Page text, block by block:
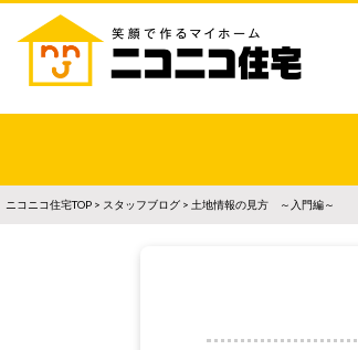
ニコニコ住宅TOP > スタッフブログ > 土地情報の見方 ～入門編～